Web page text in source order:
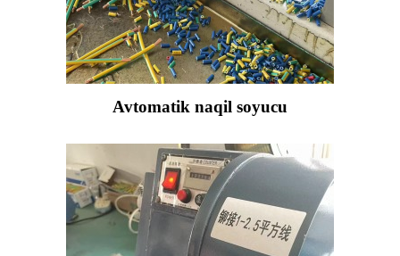
Avtomatik naqil soyucu